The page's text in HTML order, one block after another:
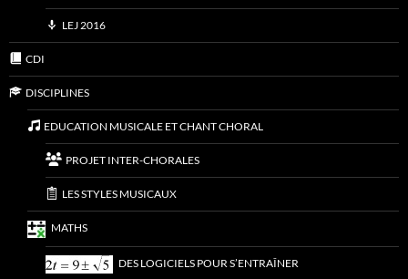
LEJ 2016
CDI
DISCIPLINES
EDUCATION MUSICALE ET CHANT CHORAL
PROJET INTER-CHORALES
LES STYLES MUSICAUX
MATHS
DES LOGICIELS POUR S’ENTRAÎNER